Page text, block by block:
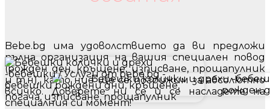
Bebe.bg има удоволствието да ви предложи
пълна организация на вашия специален повод
(рожден ден, кръщене, изписване, прощапулник
и т.н), като ние ще се погрижим за абсолютно
всичко. Доверете ни се и се насладете на
специалния си момент!